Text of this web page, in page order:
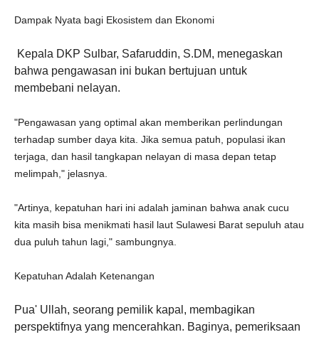
Dampak Nyata bagi Ekosistem dan Ekonomi
Kepala DKP Sulbar, Safaruddin, S.DM, menegaskan
bahwa pengawasan ini bukan bertujuan untuk
membebani nelayan.
"Pengawasan yang optimal akan memberikan perlindungan
terhadap sumber daya kita. Jika semua patuh, populasi ikan
terjaga, dan hasil tangkapan nelayan di masa depan tetap
melimpah," jelasnya.
"Artinya, kepatuhan hari ini adalah jaminan bahwa anak cucu
kita masih bisa menikmati hasil laut Sulawesi Barat sepuluh atau
dua puluh tahun lagi," sambungnya.
Kepatuhan Adalah Ketenangan
Pua' Ullah, seorang pemilik kapal, membagikan
perspektifnya yang mencerahkan. Baginya, pemeriksaan